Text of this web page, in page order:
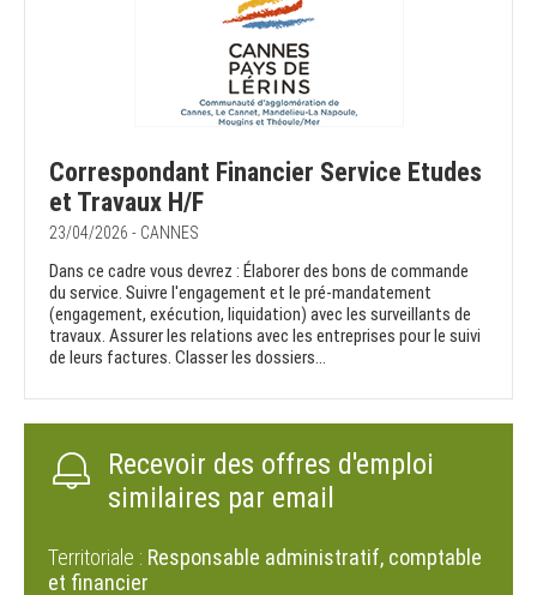
Correspondant Financier Service Etudes
et Travaux H/F
23/04/2026 - CANNES
Dans ce cadre vous devrez : Élaborer des bons de commande
du service. Suivre l'engagement et le pré-mandatement
(engagement, exécution, liquidation) avec les surveillants de
travaux. Assurer les relations avec les entreprises pour le suivi
de leurs factures. Classer les dossiers...
Recevoir des offres d'emploi
similaires par email
Territoriale : Responsable administratif, comptable
et financier